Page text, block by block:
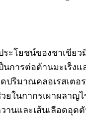
ระโยชน์ของชาเขีย
นการต่อต้านมะเร็ง
ปริมาณคลอเรสเตอ
ยในกากรเผาผลาญ
านและเส้นเลือดอุด